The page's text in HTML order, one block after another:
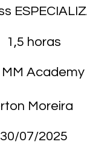
1,5 horas
Academy
Moreira
30/07/2025